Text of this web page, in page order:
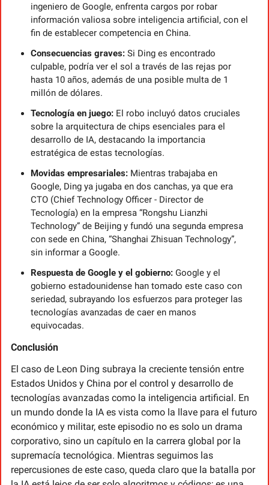
ingeniero de Google, enfrenta cargos por robar
información valiosa sobre inteligencia artificial, con el
fin de establecer competencia en China.
Consecuencias graves: Si Ding es encontrado
culpable, podría ver el sol a través de las rejas por
hasta 10 años, además de una posible multa de 1
millón de dólares.
Tecnología en juego: El robo incluyó datos cruciales
sobre la arquitectura de chips esenciales para el
desarrollo de IA, destacando la importancia
estratégica de estas tecnologías.
Movidas empresariales: Mientras trabajaba en
Google, Ding ya jugaba en dos canchas, ya que era
CTO (Chief Technology Officer - Director de
Tecnología) en la empresa “Rongshu Lianzhi
Technology” de Beijing y fundó una segunda empresa
con sede en China, “Shanghai Zhisuan Technology”,
sin informar a Google.
Respuesta de Google y el gobierno: Google y el
gobierno estadounidense han tomado este caso con
seriedad, subrayando los esfuerzos para proteger las
tecnologías avanzadas de caer en manos
equivocadas.
Conclusión
El caso de Leon Ding subraya la creciente tensión entre
Estados Unidos y China por el control y desarrollo de
tecnologías avanzadas como la inteligencia artificial. En
un mundo donde la IA es vista como la llave para el futuro
económico y militar, este episodio no es solo un drama
corporativo, sino un capítulo en la carrera global por la
supremacía tecnológica. Mientras seguimos las
repercusiones de este caso, queda claro que la batalla por